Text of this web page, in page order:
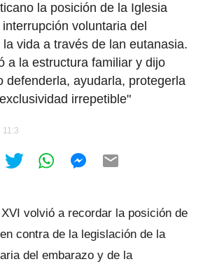
la posición de la Iglesia
voluntaria del
vida a través de lan eutanasia.
a la estructura familiar y dijo
defenderla, ayudarla, protegerla
irrepetible"
11:3
volvió a recordar la posición de
contra de la legislación de la
del embarazo y de la